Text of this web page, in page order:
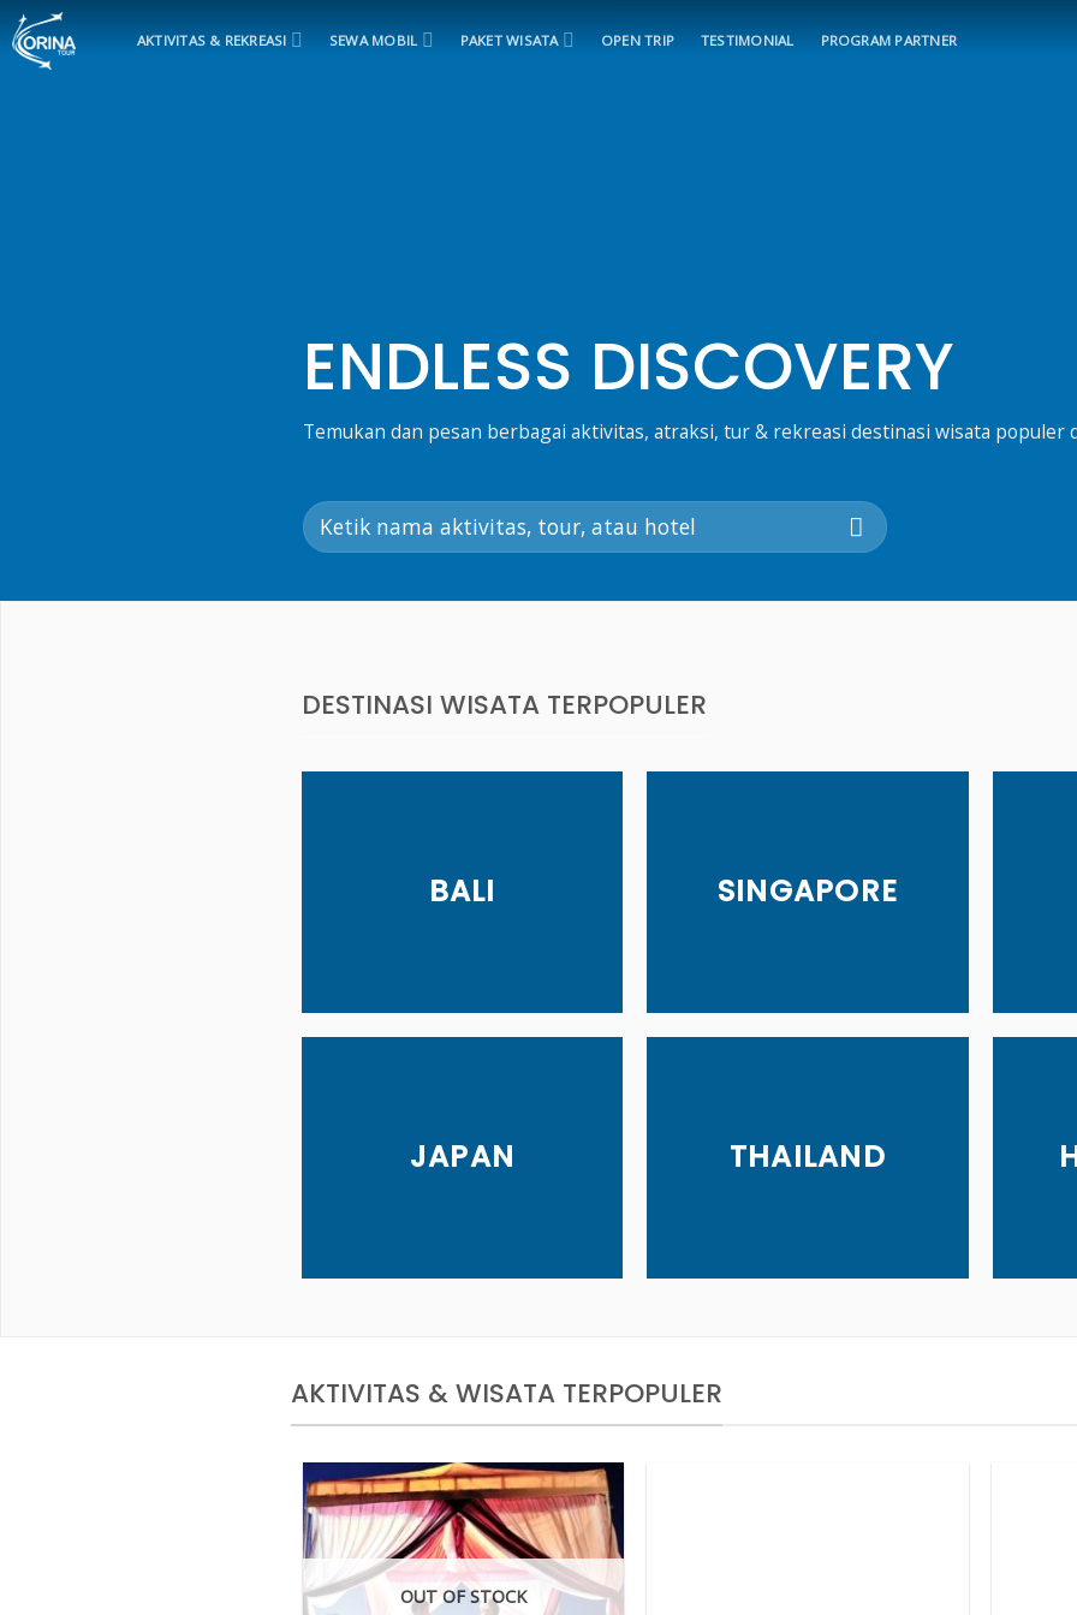
Skip
to
content
AKTIVITAS & REKREASI SEWA MOBIL PAKET WISATA OPEN TRIP TESTIMONIAL PROGRAM PARTNER
ENDLESS DISCOVERY
Temukan dan pesan berbagai aktivitas, atraksi, tur & rekreasi destinasi wisata populer
DESTINASI WISATA TERPOPULER
BALI SINGAPORE
JAPAN THAILAND
AKTIVITAS & WISATA TERPOPULER
OUT OF STOCK